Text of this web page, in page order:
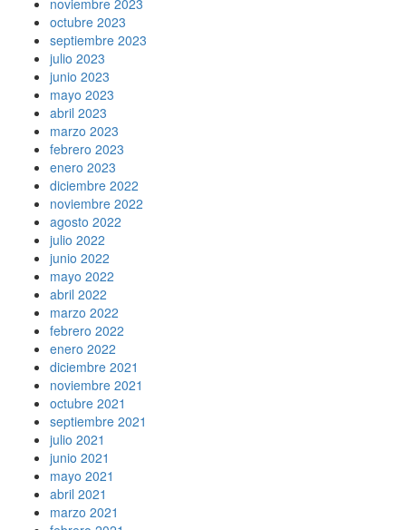
octubre 2023
septiembre 2023
julio 2023
junio 2023
mayo 2023
abril 2023
marzo 2023
febrero 2023
enero 2023
diciembre 2022
noviembre 2022
agosto 2022
julio 2022
junio 2022
mayo 2022
abril 2022
marzo 2022
febrero 2022
enero 2022
diciembre 2021
noviembre 2021
octubre 2021
septiembre 2021
julio 2021
junio 2021
mayo 2021
abril 2021
marzo 2021